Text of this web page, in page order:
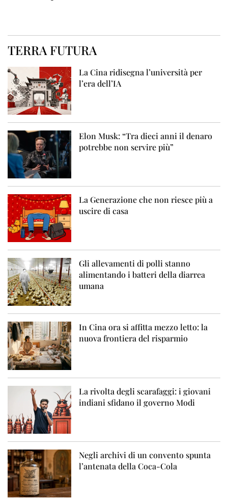
TERRA FUTURA
La Cina ridisegna l’università per
l’era dell’IA
Elon Musk: “Tra dieci anni il denaro
potrebbe non servire più”
La Generazione che non riesce più a
uscire di casa
Gli allevamenti di polli stanno
alimentando i batteri della diarrea
umana
In Cina ora si affitta mezzo letto: la
nuova frontiera del risparmio
La rivolta degli scarafaggi: i giovani
indiani sfidano il governo Modi
Negli archivi di un convento spunta
l’antenata della Coca-Cola